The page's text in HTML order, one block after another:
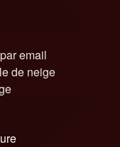
email
de neige